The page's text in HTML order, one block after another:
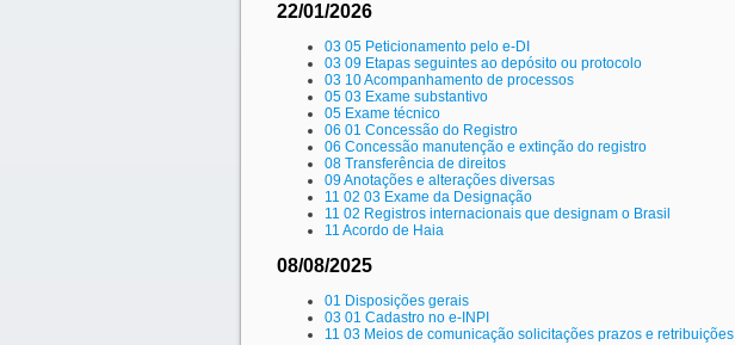
22/01/2026
03 05 Peticionamento pelo e-DI
03 09 Etapas seguintes ao depósito ou protocolo
03 10 Acompanhamento de processos
05 03 Exame substantivo
05 Exame técnico
06 01 Concessão do Registro
06 Concessão manutenção e extinção do registro
08 Transferência de direitos
09 Anotações e alterações diversas
11 02 03 Exame da Designação
11 02 Registros internacionais que designam o Brasil
11 Acordo de Haia
08/08/2025
01 Disposições gerais
03 01 Cadastro no e-INPI
11 03 Meios de comunicação solicitações prazos e retribuições